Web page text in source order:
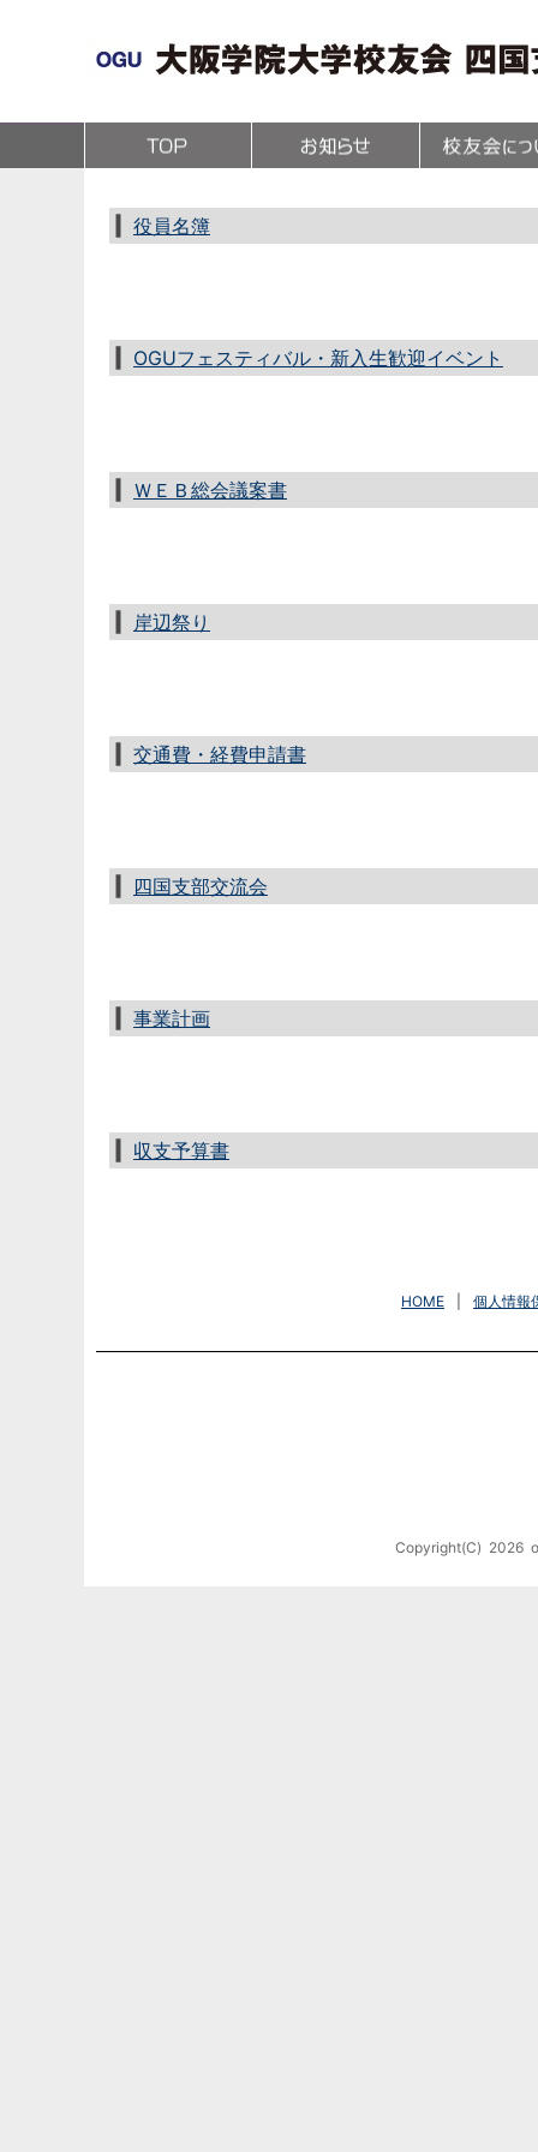
役員名簿
OGUフェスティバル・新入生歓迎イベント
ＷＥＢ総会議案書
岸辺祭り
交通費・経費申請書
四国支部交流会
事業計画
収支予算書
HOME 個人情報
Copyright(C) 2026